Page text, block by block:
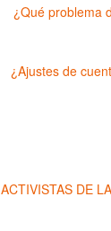
¿Qué problema
¿Ajustes de
ACTIVISTAS DE